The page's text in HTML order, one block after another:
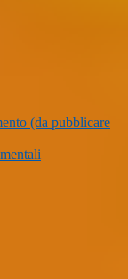
(da pubblicare